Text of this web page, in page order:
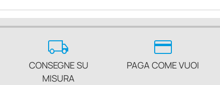
local_shipping
CONSEGNE SU
MISURA
credit_card
PAGA COME VUOI